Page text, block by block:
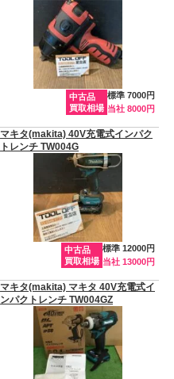
中古品
買取相場
標準 7000円
当社 8000円
マキタ(makita) 40V充電式インパク
トレンチ TW004G
中古品
買取相場
標準 12000円
当社 13000円
マキタ(makita) マキタ 40V充電式イ
ンパクトレンチ TW004GZ